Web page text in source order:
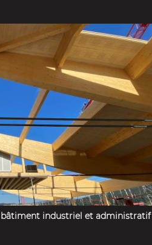
bâtiment industriel et administratif